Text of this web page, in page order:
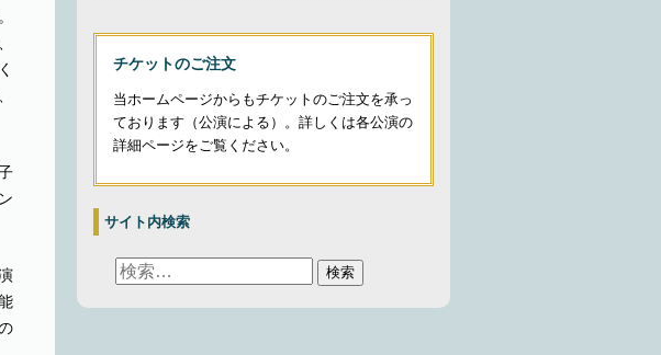
チケットのご注文
当ホームページからもチケットのご注文を承っ
ております（公演による）。詳しくは各公演の
詳細ページをご覧ください。
サイト内検索